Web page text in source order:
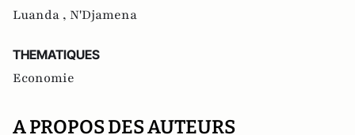
Luanda , N'Djamena
THEMATIQUES
Economie
A PROPOS DES AUTEURS